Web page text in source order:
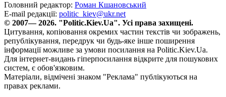
Головний редактор: Роман Кшановський
E-mail редакції: politic_kiev@ukr.net
© 2007— 2026. "Politic.Kiev.Ua". Усі права захищені.
Цитування, копіювання окремих частин текстів чи зображень,
републікування, передрук чи будь-яке інше поширення
інформації можливе за умови посилання на Politic.Kiev.Ua.
Для інтернет-видань гіперпосилання відкрите для пошукових
систем, є обов'язковим.
Матеріали, відмічені знаком "Реклама" публікуються на
правах реклами.